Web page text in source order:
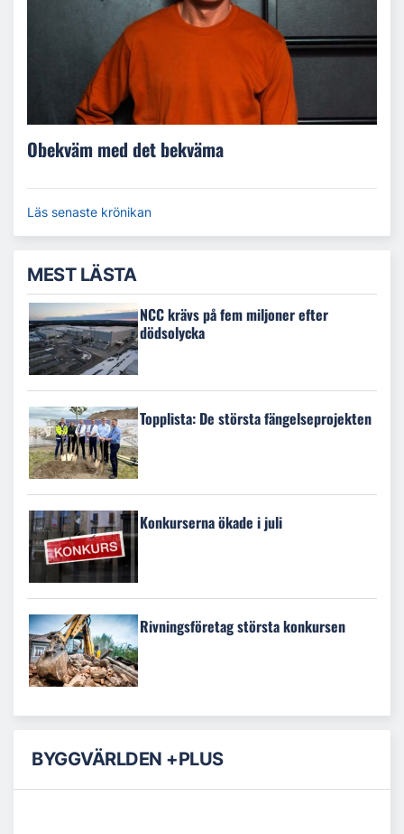
Obekväm med det bekväma
Läs senaste krönikan
MEST LÄSTA
NCC krävs på fem miljoner efter
dödsolycka
Topplista: De största fängelseprojekten
Konkurserna ökade i juli
Rivningsföretag största konkursen
BYGGVÄRLDEN +PLUS